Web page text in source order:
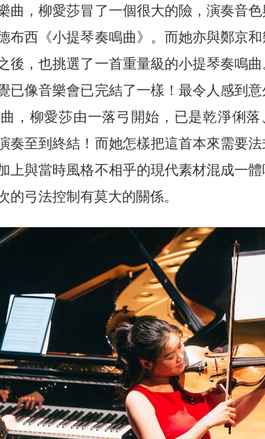
曲，柳愛莎冒了一個很大的險，演奏音
布西《小提琴奏鳴曲》。而她亦與鄭京
後，也挑選了一首重量級的小提琴奏鳴
已像音樂會已完結了一樣！最令人感到意
，柳愛莎由一落弓開始，已是乾淨俐落
奏至到終結！而她怎樣把這首本來需要
上與當時風格不相乎的現代素材混成一
的弓法控制有莫大的關係。